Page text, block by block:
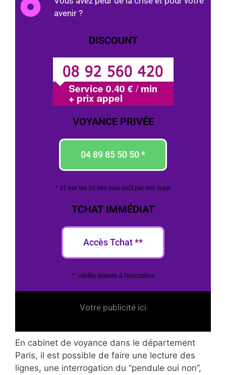
avenir ?
DISCOUNT
VOYANCE PRIVÉE
04 89 85 50 50 *
* 15 eur les 10 min puis coût par min supp
TCHAT IMMÉDIAT
Accès Tchat **
** crédits gratuits à l'inscription
Votre publicité ici
En cabinet de voyance dans le département
Paris, il est possible de faire une lecture des
lignes, une interrogation du “pendule oui non”,